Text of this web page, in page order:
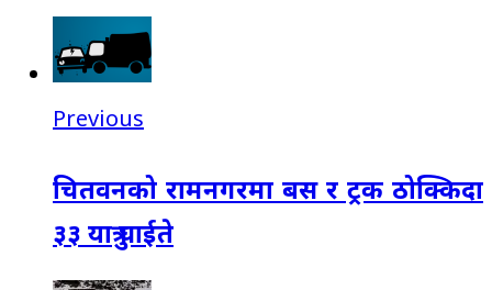
Previous
चितवनको रामनगरमा बस र ट्रक ठोक्किदा
३३ यात्रु घाईते